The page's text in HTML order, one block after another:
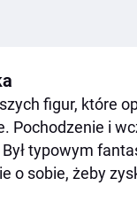
figur, które
Pochodzenie i
typowym
o sobie, żeby